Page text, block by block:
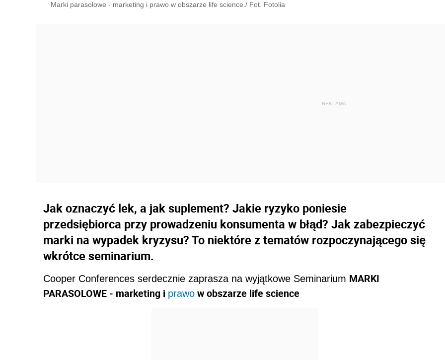
Marki parasolowe - marketing i prawo w obszarze life science./ Fot. Fotolia
Jak oznaczyć lek, a jak suplement? Jakie ryzyko poniesie
przedsiębiorca przy prowadzeniu konsumenta w błąd? Jak zabezpieczyć
marki na wypadek kryzysu? To niektóre z tematów rozpoczynającego się
wkrótce seminarium.
Cooper Conferences serdecznie zaprasza na wyjątkowe Seminarium MARKI
PARASOLOWE - marketing i prawo w obszarze life science